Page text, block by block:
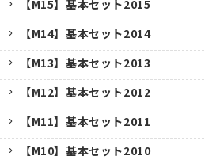
【M15】基本セット2015
【M14】基本セット2014
【M13】基本セット2013
【M12】基本セット2012
【M11】基本セット2011
【M10】基本セット2010